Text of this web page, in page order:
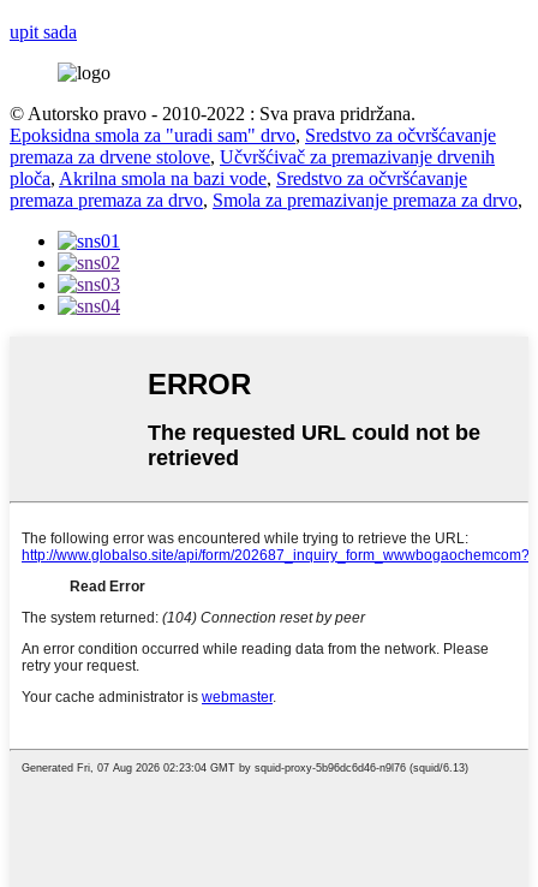
upit sada
© Autorsko pravo - 2010-2022 : Sva prava pridržana.
Epoksidna smola za "uradi sam" drvo, Sredstvo za očvršćavanje
premaza za drvene stolove, Učvršćivač za premazivanje drvenih
ploča, Akrilna smola na bazi vode, Sredstvo za očvršćavanje
premaza premaza za drvo, Smola za premazivanje premaza za drvo,